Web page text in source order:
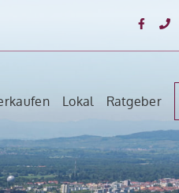
Lokal Ratgeber